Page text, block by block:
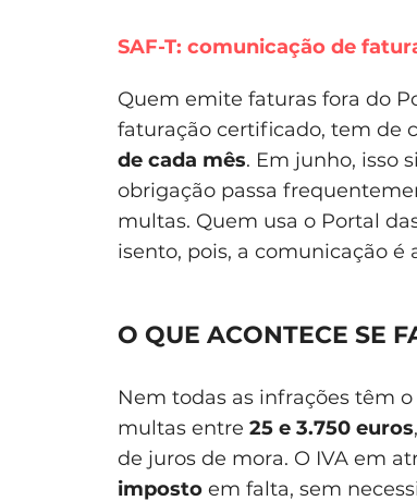
SAF-T: comunicação de
Quem emite faturas fora do
faturação certificado, tem de
de cada mês. Em junho, isso
obrigação passa
multas. Quem usa o Portal
isento, pois, a comunicação é
O QUE ACONTECE SE
Nem todas as infrações têm
multas entre 25 e 3.750 euros
de juros de mora. O IVA em
imposto em falta, sem